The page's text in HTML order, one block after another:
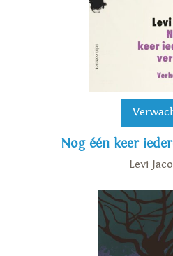
Nog één keer
Levi